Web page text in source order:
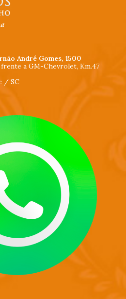
André Gomes, 1500
a GM-Chevrolet, Km.47
/ SC